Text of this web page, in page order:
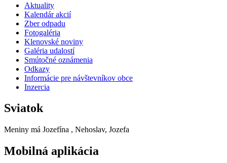
Aktuality
Kalendár akcií
Zber odpadu
Fotogaléria
Klenovské noviny
Galéria udalostí
Smútočné oznámenia
Odkazy
Informácie pre návštevníkov obce
Inzercia
Sviatok
Meniny má Jozefína , Nehoslav, Jozefa
Mobilná aplikácia